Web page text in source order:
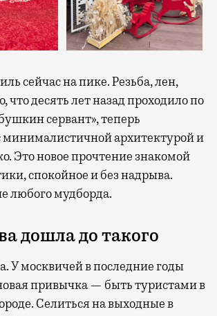
сейчас на пике. Резьба, лен,
что десять лет назад проходило по
сервант», теперь
минималистичной архитектурой и
Это новое прочтение знакомой
спокойное и без надрыва.
любого мудборда.
дошла до такого
У москвичей в последние годы
привычка — быть туристами в
Селиться на выходные в